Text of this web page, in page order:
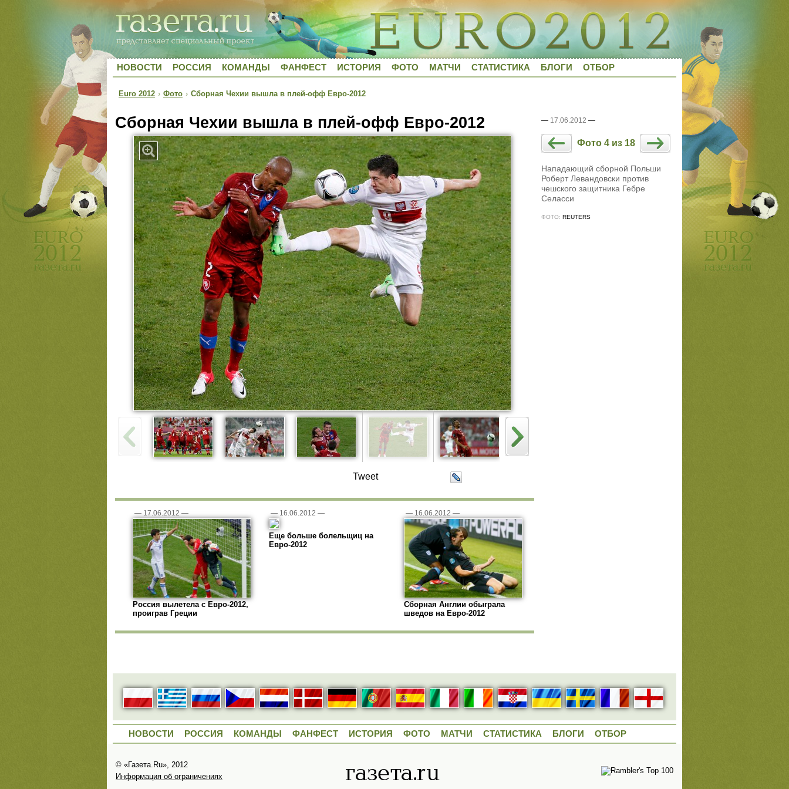
НОВОСТИ РОССИЯ КОМАНДЫ ФАНФЕСТ ИСТОРИЯ ФОТО МАТЧИ СТАТИСТИКА БЛОГИ ОТБОР
Euro 2012 › Фото › Сборная Чехии вышла в плей-офф Евро-2012
Сборная Чехии вышла в плей-офф Евро-2012
Tweet
— 17.06.2012 —
Фото 4 из 18
Нападающий сборной Польши
Роберт Левандовски против
чешского защитника Гебре
Селасси
ФОТО: REUTERS
— 17.06.2012 —
Россия вылетела с Евро-2012,
проиграв Греции
— 16.06.2012 —
Еще больше болельщиц на
Евро-2012
— 16.06.2012 —
Сборная Англии обыграла
шведов на Евро-2012
НОВОСТИ РОССИЯ КОМАНДЫ ФАНФЕСТ ИСТОРИЯ ФОТО МАТЧИ СТАТИСТИКА БЛОГИ ОТБОР
© «Газета.Ru», 2012
Информация об ограничениях